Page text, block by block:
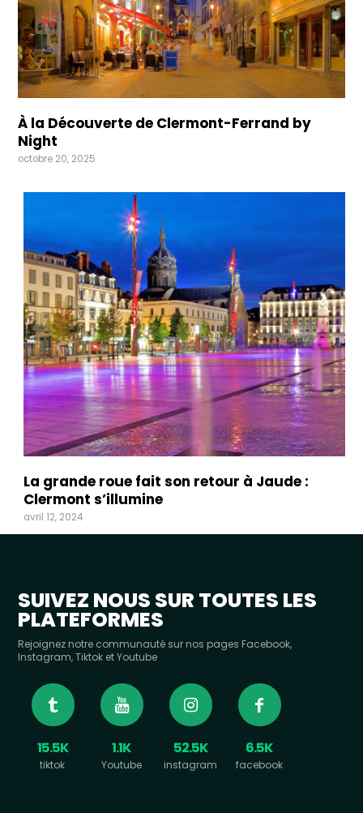
À la Découverte de Clermont-Ferrand by
Night
octobre 20, 2025
La grande roue fait son retour à Jaude :
Clermont s’illumine
avril 12, 2024
SUIVEZ NOUS SUR TOUTES LES
PLATEFORMES
Rejoignez notre communauté sur nos pages Facebook,
Instagram, Tiktok et Youtube
15.5K
tiktok
1.1K
Youtube
52.5K
instagram
6.5K
facebook